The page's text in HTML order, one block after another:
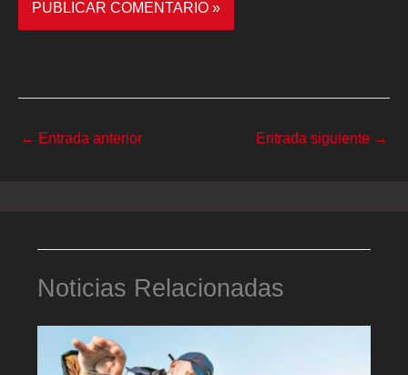
← Entrada anterior Entrada siguiente →
Noticias Relacionadas